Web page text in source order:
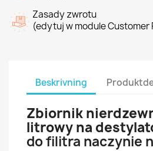
Zasady zwrotu
(edytuj w module Customer
Beskrivning
Zbiornik
litrowy na
do filitra naczynie